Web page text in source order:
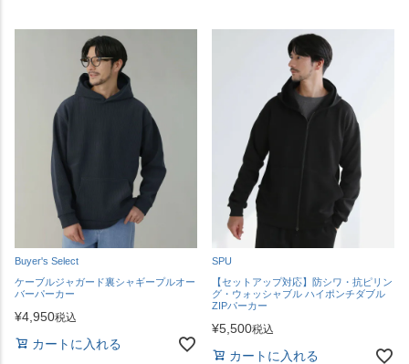
Buyer's Select
ケーブルジャガード裏シャギープルオー
バーパーカー
¥4,950税込
カートに入れる
SPU
【セットアップ対応】防シワ・抗ピリン
グ・ウォッシャブル ハイポンチダブル
ZIPパーカー
¥5,500税込
カートに入れる